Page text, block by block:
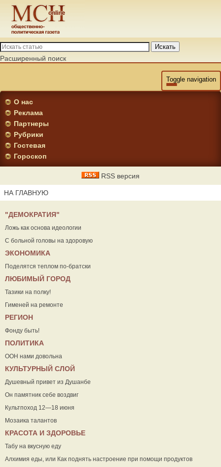
Искать
Расширенный поиск
Toggle navigation
О нас
Реклама
Партнеры
Рубрики
Гостевая
Гороскоп
RSS версия
НА ГЛАВНУЮ
"ДЕМОКРАТИЯ"
Ложь как основа идеологии
С больной головы на здоровую
ЭКОНОМИКА
Поделятся теплом по-братски
ЛЮБИМЫЙ ГОРОД
Тазики на полку!
Гименей на ремонте
РЕГИОН
Фонду быть!
ПОЛИТИКА
ООН нами довольна
КУЛЬТУРНЫЙ СЛОЙ
Душевный привет из Душанбе
Он памятник себе воздвиг
Культпоход 12—18 июня
Мозаика талантов
КРАСОТА И ЗДОРОВЬЕ
Табу на вкусную еду
Алхимия еды, или Как поднять настроение при помощи продуктов